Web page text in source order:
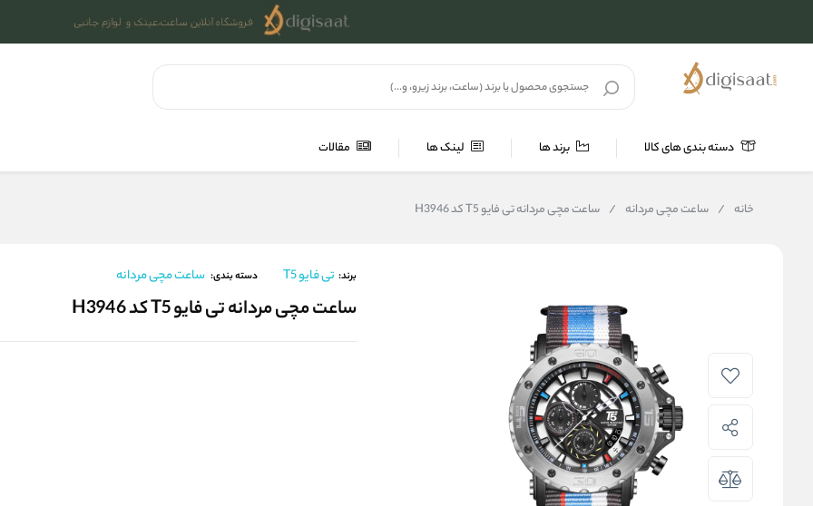
دسته بندی های کالا برند ها لینک ها مقالات
خانه / ساعت مچی مردانه / ساعت مچی مردانه تی فایو T5 کد H3946
برند: تی فایو T5 دسته بندی: ساعت مچی مردانه
ساعت مچی مردانه تی فایو T5 کد H3946